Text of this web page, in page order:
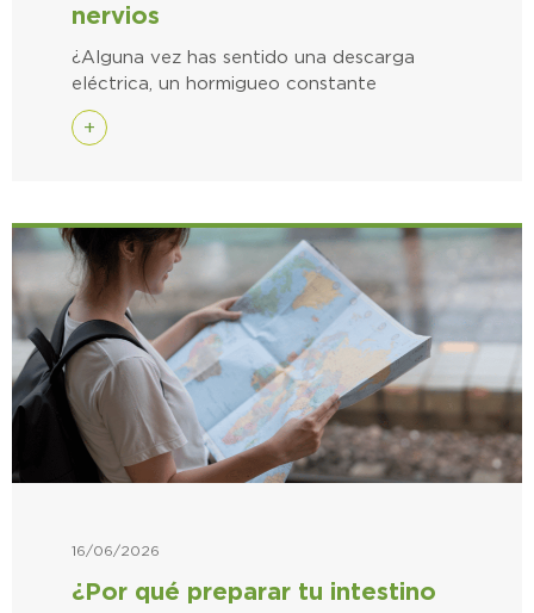
nervios
¿Alguna vez has sentido una descarga
eléctrica, un hormigueo constante
+
¿Por qué preparar tu intestino
16/06/2026